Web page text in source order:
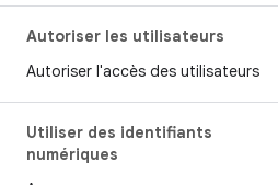
Autoriser les utilisateurs
Autoriser l'accès des utilisateurs
Utiliser des identifiants
numériques